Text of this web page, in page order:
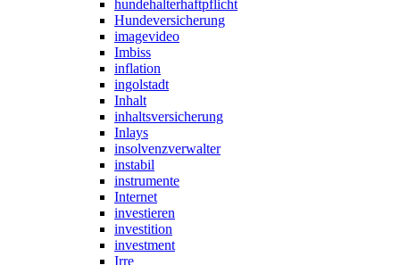
hundehalterhaftpflicht
Hundeversicherung
imagevideo
Imbiss
inflation
ingolstadt
Inhalt
inhaltsversicherung
Inlays
insolvenzverwalter
instabil
instrumente
Internet
investieren
investition
investment
Irre